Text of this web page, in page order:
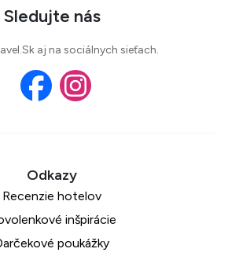
Sledujte nás
aj na sociálnych sieťach.
Recenzie hotelov
inšpirácie
poukážky